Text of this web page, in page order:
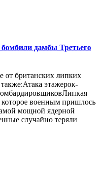
дамбы Третьего
от британских липких
этажерок-
которое военным пришлось
мощной ядерной
случайно теряли